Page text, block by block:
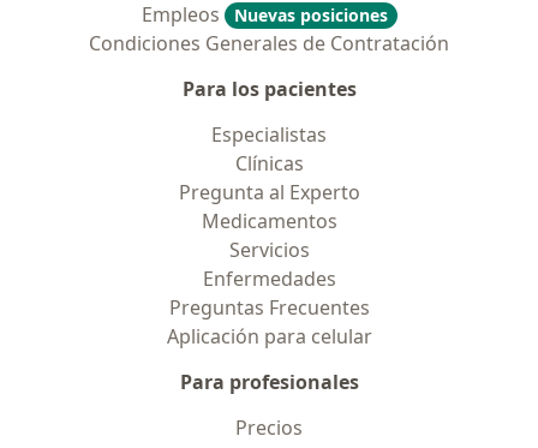
Empleos
Nuevas posiciones
Condiciones Generales de Contratación
Para los pacientes
Especialistas
Clínicas
Pregunta al Experto
Medicamentos
Servicios
Enfermedades
Preguntas Frecuentes
Aplicación para celular
Para profesionales
Precios